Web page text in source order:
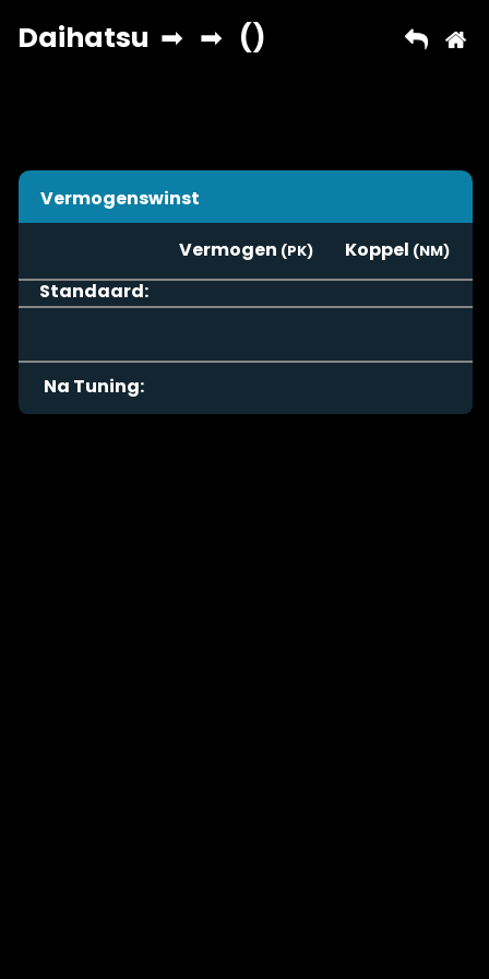
Vermogenswinst
Vermogen
Koppel
Standaard:
Na Tuning: